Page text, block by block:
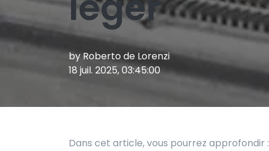
byRoberto de Lorenzi
18 juil. 2025, 03:45:00
Dans cet article, vous pourrez approfondir :